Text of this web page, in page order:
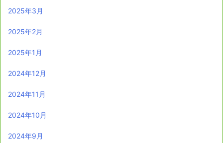
2025年3月
2025年2月
2025年1月
2024年12月
2024年11月
2024年10月
2024年9月